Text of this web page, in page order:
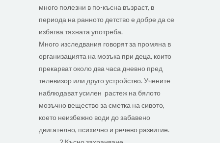
много полезни в по-късна възраст, в
периода на ранното детство е добре да се
избягва тяхната употреба.
Много изследвания говорят за промяна в
организацията на мозъка при деца, които
прекарват около два часа дневно пред
телевизор или друго устройство. Учените
наблюдават усилен растеж на бялото
мозъчно вещество за сметка на сивото,
което неизбежно води до забавено
двигателно, психично и речево развитие.